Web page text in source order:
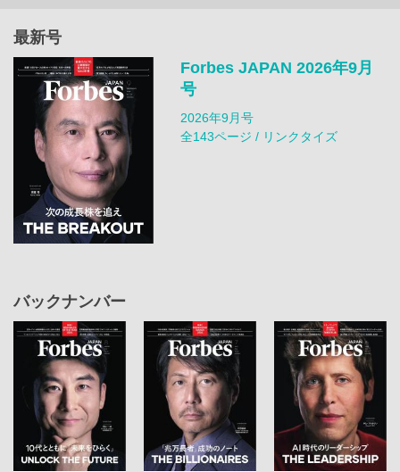
最新号
Forbes JAPAN 2026年9月
号
2026年9月号
全143ページ / リンクタイズ
バックナンバー